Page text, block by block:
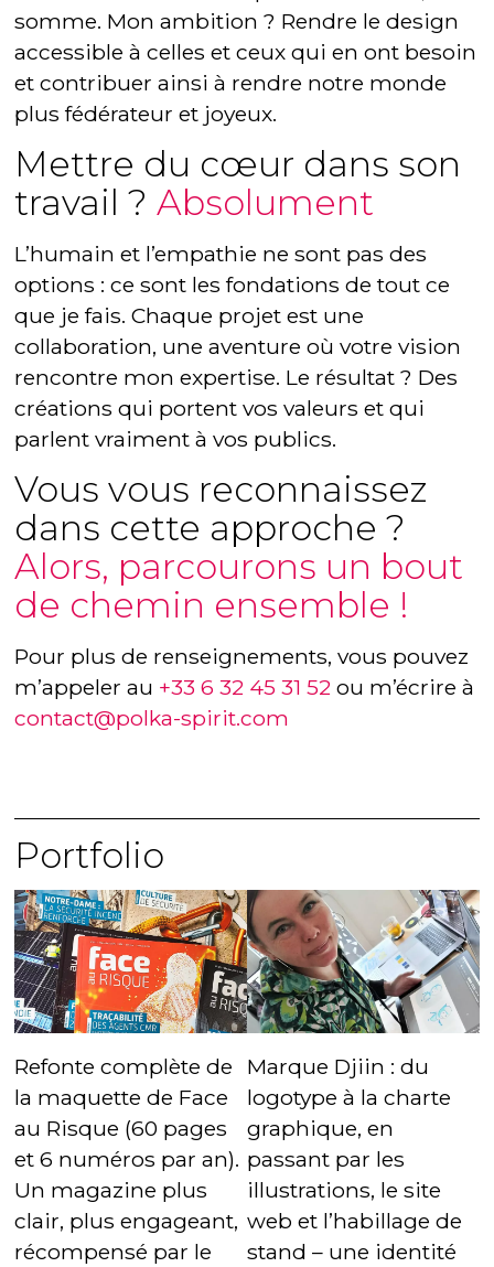
somme. Mon ambition ? Rendre le design
accessible à celles et ceux qui en ont besoin
et contribuer ainsi à rendre notre monde
plus fédérateur et joyeux.
Mettre du cœur dans son
travail ?Absolument
L’humain et l’empathie ne sont pas des
options : ce sont les fondations de tout ce
que je fais. Chaque projet est une
collaboration, une aventure où votre vision
rencontre mon expertise. Le résultat ? Des
créations qui portent vos valeurs et qui
parlent vraiment à vos publics.
Vous vous reconnaissez
dans cette approche ?
Alors, parcourons un bout
de chemin ensemble !
Pour plus de renseignements, vous pouvez
m’appeler au +33 6 32 45 31 52 ou m’écrire à
contact@polka-spirit.com
Portfolio
Refonte complète de
la maquette de Face
au Risque (60 pages
et 6 numéros par an).
Un magazine plus
clair, plus engageant,
récompensé par le
Marque Djiin : du
logotype à la charte
graphique, en
passant par les
illustrations, le site
web et l’habillage de
stand – une identité